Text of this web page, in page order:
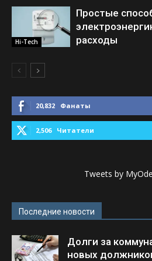
Hi-Tech
Простые
расходы
20,832 Фанаты
2,506 Читатели
Tweets by
Последние новости
Долги за
новых